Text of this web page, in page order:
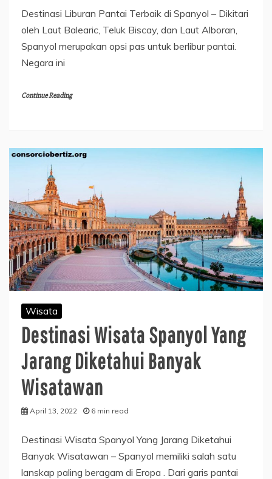
Destinasi Liburan Pantai Terbaik di Spanyol – Dikitari
oleh Laut Balearic, Teluk Biscay, dan Laut Alboran,
Spanyol merupakan opsi pas untuk berlibur pantai.
Negara ini
Continue Reading
Wisata
Destinasi Wisata Spanyol Yang
Jarang Diketahui Banyak
Wisatawan
April 13, 2022 6 min read
Destinasi Wisata Spanyol Yang Jarang Diketahui
Banyak Wisatawan – Spanyol memiliki salah satu
lanskap paling beragam di Eropa . Dari garis pantai